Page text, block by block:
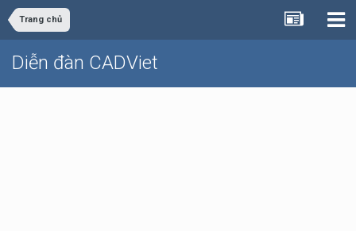
Trang chủ
Diễn đàn CADViet